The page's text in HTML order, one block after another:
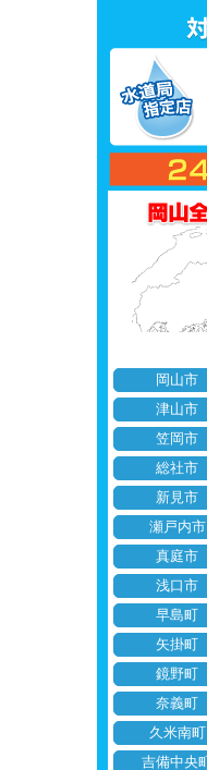
岡山市
津山市
笠岡市
総社市
新見市
瀬戸内市
真庭市
浅口市
早島町
矢掛町
鏡野町
奈義町
久米南町
吉備中央町